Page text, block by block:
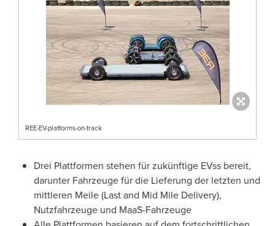
REE-EV-platforms-on-track
Drei Plattformen stehen für zukünftige EVss bereit,
darunter Fahrzeuge für die Lieferung der letzten und
mittleren Meile (Last and Mid Mile Delivery),
Nutzfahrzeuge und MaaS-Fahrzeuge